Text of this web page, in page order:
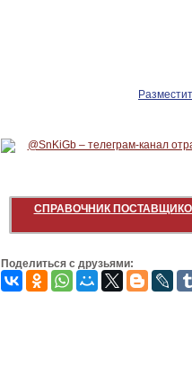
СПРАВОЧНИК
Поделиться с друзьями: